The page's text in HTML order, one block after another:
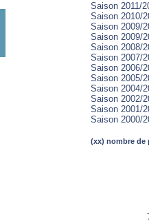
Saison 2011/
Saison 2010/
Saison 2009/
Saison 2009/
Saison 2008/
Saison 2007/
Saison 2006/
Saison 2005/
Saison 2004/
Saison 2002/
Saison 2001/
Saison 2000/
(xx) nombre de